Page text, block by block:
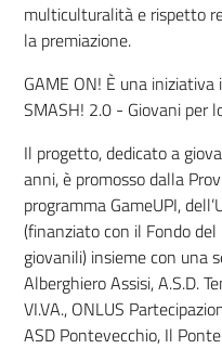
multiculturalità e rispetto
la premiazione.
GAME ON! È una
SMASH! 2.0 - Giovani per
Il progetto, dedicato a
anni, è promosso dalla
programma GameUPI,
(finanziato con il Fondo
giovanili) insieme con una
Alberghiero Assisi, A.S.D.
VI.VA., ONLUS
ASD Pontevecchio, Il